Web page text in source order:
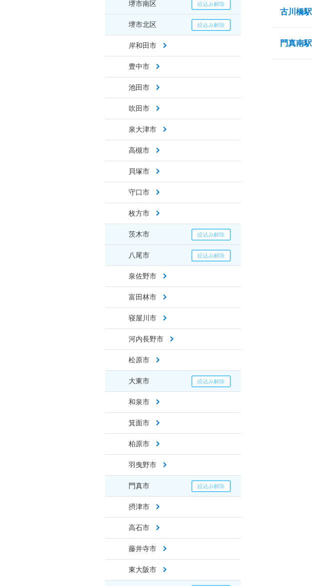
堺市南区
堺市北区
岸和田市
豊中市
池田市
吹田市
泉大津市
高槻市
貝塚市
守口市
枚方市
茨木市
八尾市
泉佐野市
富田林市
寝屋川市
河内長野市
松原市
大東市
和泉市
箕面市
柏原市
羽曳野市
門真市
摂津市
高石市
藤井寺市
東大阪市
古川橋駅
門真南駅